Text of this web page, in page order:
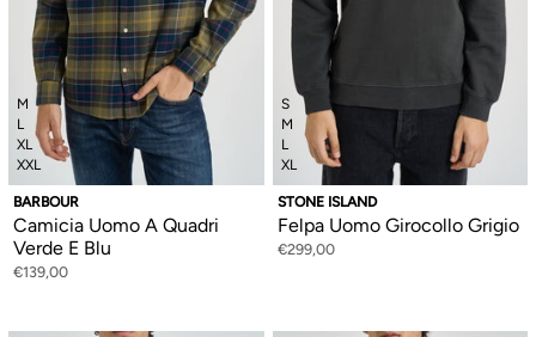
M
L
XL
XXL
BARBOUR
Camicia Uomo A Quadri
Verde E Blu
€139,00
S
M
L
XL
STONE ISLAND
Felpa Uomo Girocollo Grigio
€299,00